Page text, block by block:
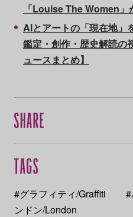
「Louise The Women
AIとアートの「現在地
鑑定・創作・歴史解読の
ュースまとめ】
#グラフィティ/Graffiti
ンドン/London